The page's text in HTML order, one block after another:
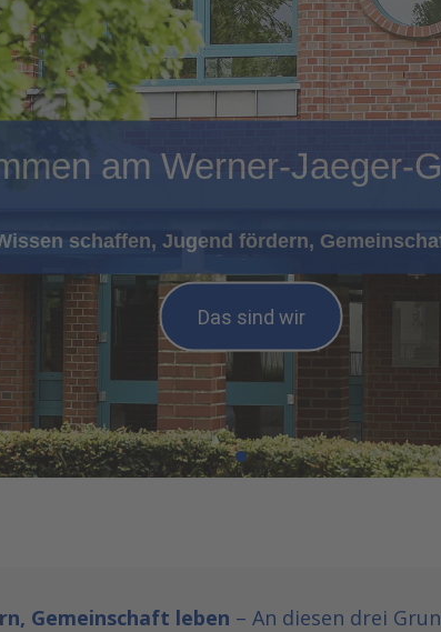
am Werner-Jaeger-
schaffen, Jugend fördern,
Das sind wir
Gemeinschaft leben – An diesen drei